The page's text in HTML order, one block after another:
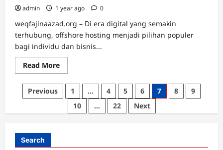
admin 1 year ago 0
weqfajinaazad.org – Di era digital yang semakin
terhubung, offshore hosting menjadi pilihan populer
bagi individu dan bisnis...
Read MoreRead
more
Offshore
Hosting,
Solusi
Hosting
dengan
Posts
Previous 1 … 4 5 6 7 8
9
10
… 22 Next
Search